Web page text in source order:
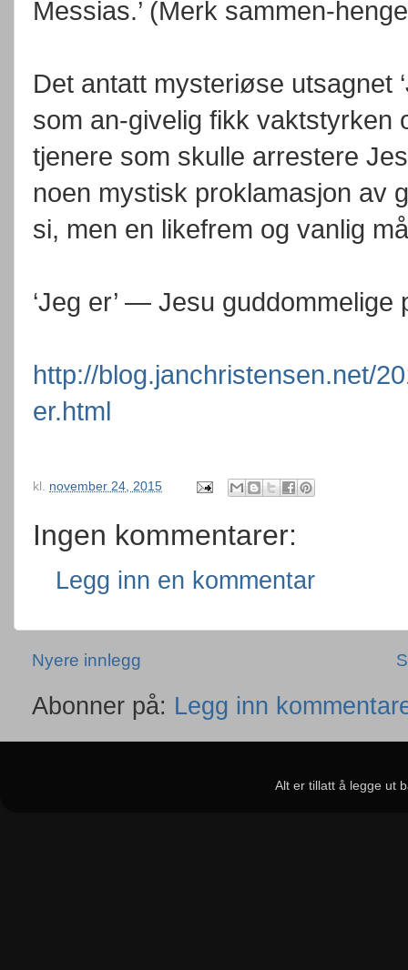
Messias.’ (Merk sammen-
Det antatt mysteriøse utsagnet
som an-givelig fikk vaktstyrken
tjenere som skulle arrestere
noen mystisk proklamasjon av
si, men en likefrem og vanlig
‘Jeg er’ — Jesu guddommelige
http://blog.janchristensen.net/
er.html
kl. november 24, 2015
Ingen kommentarer:
Legg inn en kommentar
Nyere innlegg
Abonner på: Legg inn
Alt er tillatt å legge ut